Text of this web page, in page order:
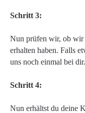
Schritt 3:
Nun prüfen wir, ob
erhalten haben. Falls
uns noch einmal bei
Schritt 4:
Nun erhältst du deine